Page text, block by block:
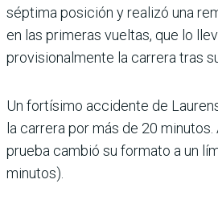
séptima posición y rea­lizó una
en las primeras vueltas, que lo
provisionalmente la carrera tras
Un fortísimo accidente de
la carrera por más de 20 minu­tos.
prueba cambió su formato a un
minutos).